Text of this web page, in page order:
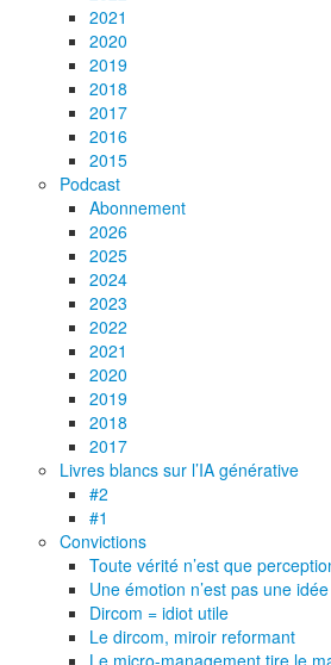
2021
2020
2019
2018
2017
2016
2015
Podcast
Abonnement
2026
2025
2024
2023
2022
2021
2020
2019
2018
2017
Livres blancs sur l’IA générative
#2
#1
Convictions
Toute vérité n’est que
Une émotion n’est pas une idée
Dircom = idiot utile
Le dircom, miroir reformant
Le micro-management tire le